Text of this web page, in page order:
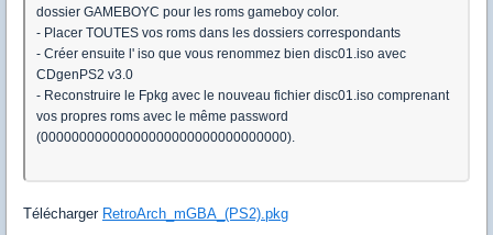
dossier GAMEBOYC pour les roms gameboy color.
- Placer TOUTES vos roms dans les dossiers correspondants
- Créer ensuite l' iso que vous renommez bien disc01.iso avec
CDgenPS2 v3.0
- Reconstruire le Fpkg avec le nouveau fichier disc01.iso comprenant
vos propres roms avec le même password
(00000000000000000000000000000000).
Télécharger RetroArch_mGBA_(PS2).pkg